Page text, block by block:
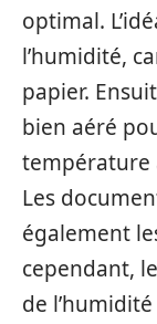
optimal.
l’humidité,
papier.
bien aéré
température
Les
également
cependant,
de